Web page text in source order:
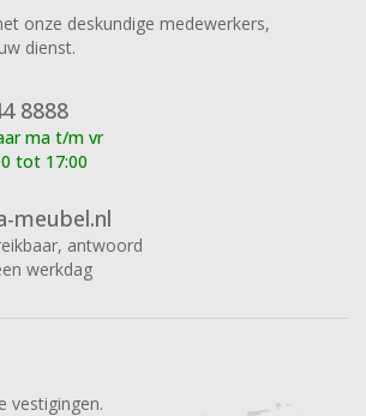
onze deskundige medewerkers,
dienst.
8888
ma t/m vr
tot 17:00
meubel.nl
antwoord
werkdag
vestigingen.